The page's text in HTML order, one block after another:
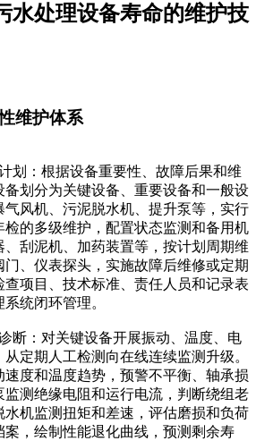
处理设备寿命的维护技
维护体系
：根据设备重要性、故障后果和维
划分为关键设备、重要设备和一般设
风机、污泥脱水机、提升泵等，实行
检的多级维护，配置状态监测和备用机
刮泥机、加药装置等，按计划周期维
、仪表探头，实施故障后维修或定期
项目、技术标准、责任人员和记录表
统闭环管理。
：对关键设备开展振动、温度、电
定期人工检测向在线连续监测升级。
度和温度趋势，预警不平衡、轴承损
测绝缘电阻和运行电流，判断绕组老
机监测扭矩和差速，评估磨损和负荷
，绘制性能退化曲线，预测剩余寿